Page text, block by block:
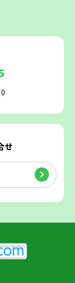
せ